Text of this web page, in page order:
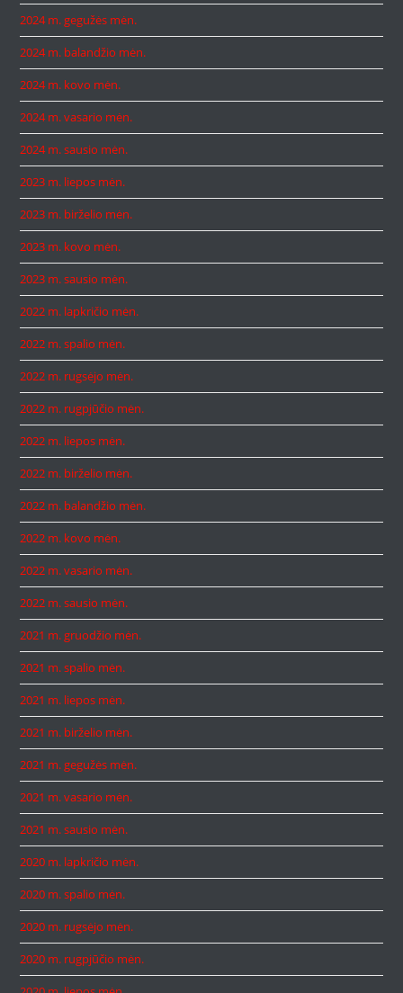
2024 m. gegužės mėn.
2024 m. balandžio mėn.
2024 m. kovo mėn.
2024 m. vasario mėn.
2024 m. sausio mėn.
2023 m. liepos mėn.
2023 m. birželio mėn.
2023 m. kovo mėn.
2023 m. sausio mėn.
2022 m. lapkričio mėn.
2022 m. spalio mėn.
2022 m. rugsėjo mėn.
2022 m. rugpjūčio mėn.
2022 m. liepos mėn.
2022 m. birželio mėn.
2022 m. balandžio mėn.
2022 m. kovo mėn.
2022 m. vasario mėn.
2022 m. sausio mėn.
2021 m. gruodžio mėn.
2021 m. spalio mėn.
2021 m. liepos mėn.
2021 m. birželio mėn.
2021 m. gegužės mėn.
2021 m. vasario mėn.
2021 m. sausio mėn.
2020 m. lapkričio mėn.
2020 m. spalio mėn.
2020 m. rugsėjo mėn.
2020 m. rugpjūčio mėn.